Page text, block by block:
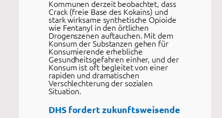
Kommunen derzeit beobachtet, dass
Crack (freie Base des Kokains) und
stark wirksame synthetische Opioide
wie Fentanyl in den örtlichen
Drogenszenen auftauchen. Mit dem
Konsum der Substanzen gehen für
Konsumierende erhebliche
Gesundheitsgefahren einher, und der
Konsum ist oft begleitet von einer
rapiden und dramatischen
Verschlechterung der sozialen
Situation.
DHS fordert zukunftsweisende